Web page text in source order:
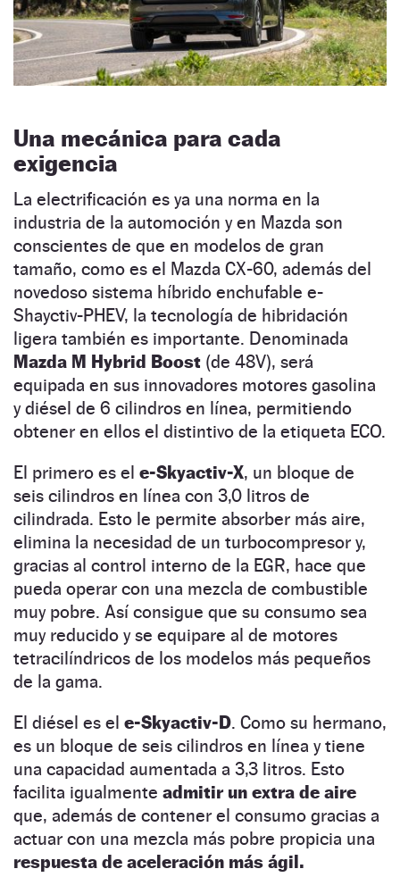
Una mecánica para cada
exigencia
La electrificación es ya una norma en la
industria de la automoción y en Mazda son
conscientes de que en modelos de gran
tamaño, como es el Mazda CX-60, además del
novedoso sistema híbrido enchufable e-
Shayctiv-PHEV, la tecnología de hibridación
ligera también es importante. Denominada
Mazda M Hybrid Boost (de 48V), será
equipada en sus innovadores motores gasolina
y diésel de 6 cilindros en línea, permitiendo
obtener en ellos el distintivo de la etiqueta ECO.
El primero es el e-Skyactiv-X, un bloque de
seis cilindros en línea con 3,0 litros de
cilindrada. Esto le permite absorber más aire,
elimina la necesidad de un turbocompresor y,
gracias al control interno de la EGR, hace que
pueda operar con una mezcla de combustible
muy pobre. Así consigue que su consumo sea
muy reducido y se equipare al de motores
tetracilíndricos de los modelos más pequeños
de la gama.
El diésel es el e-Skyactiv-D. Como su hermano,
es un bloque de seis cilindros en línea y tiene
una capacidad aumentada a 3,3 litros. Esto
facilita igualmente admitir un extra de aire
que, además de contener el consumo gracias a
actuar con una mezcla más pobre propicia una
respuesta de aceleración más ágil.